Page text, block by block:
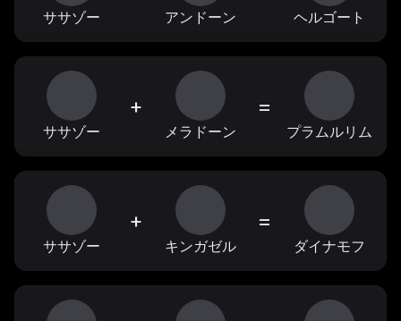
ササゾー アンドーン ヘルゴート
ササゾー
+
メラドーン
=
プラムルリム
ササゾー
+
キンガゼル
=
ダイナモフ